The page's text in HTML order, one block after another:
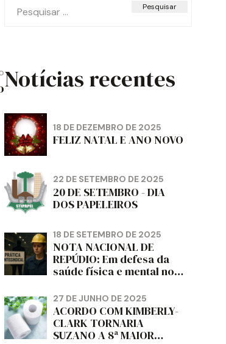
por:
Notícias recentes
18 DE DEZEMBRO DE 2025
FELIZ NATAL E ANO NOVO
22 DE SETEMBRO DE 2025
20 DE SETEMBRO - DIA
DOS PAPELEIROS
18 DE SETEMBRO DE 2025
NOTA NACIONAL DE
REPÚDIO: Em defesa da
saúde física e mental no
da dignidade sindical.
27 DE JUNHO DE 2025
ACORDO COM KIMBERLY-
CLARK TORNARIA
SUZANO A 8ª MAIOR